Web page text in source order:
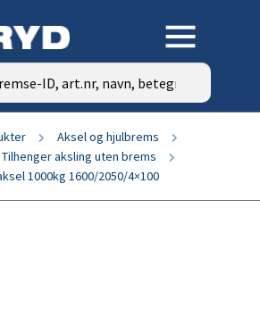
Aksel og hjulbrems
Tilhenger aksling uten brems
1000kg 1600/2050/4×100